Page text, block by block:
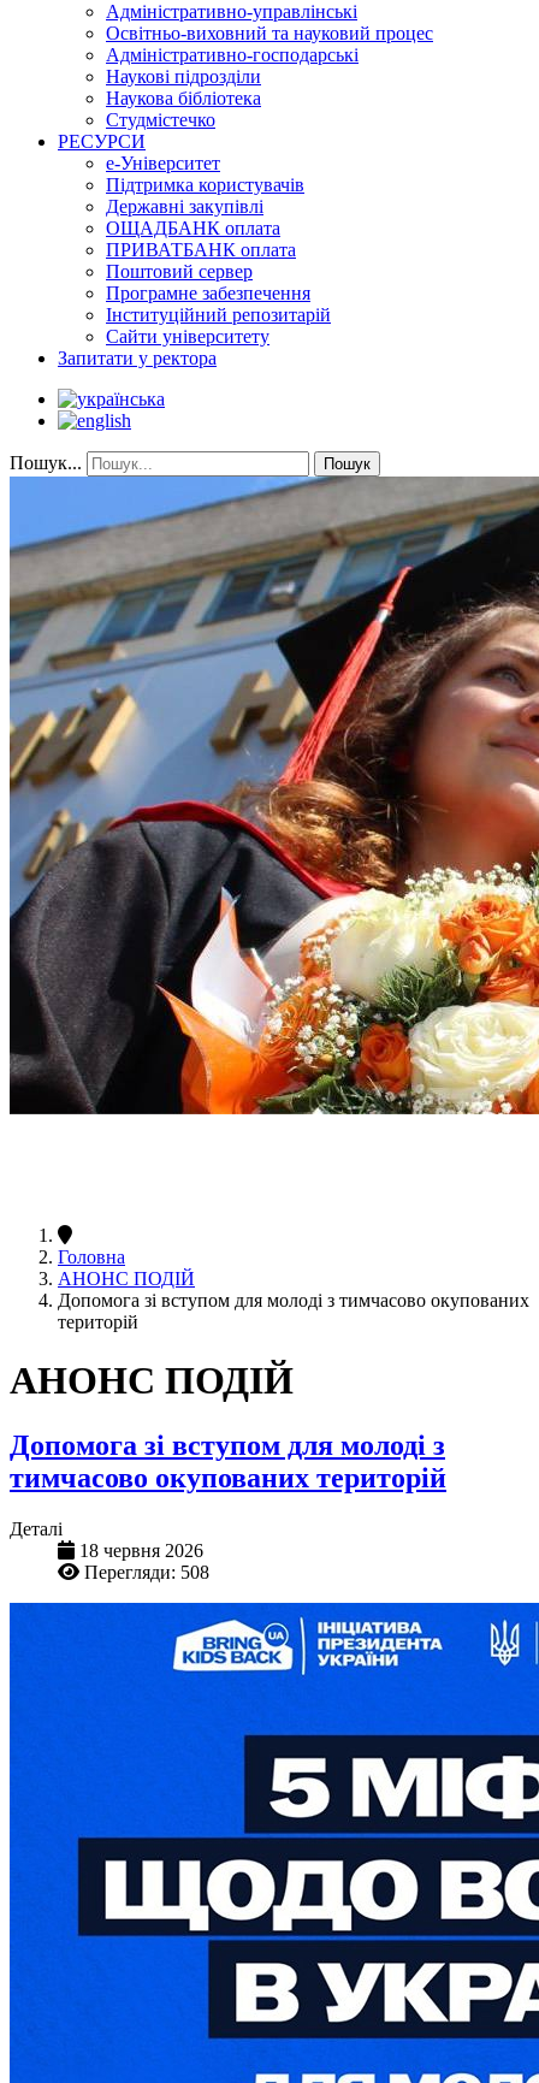
Адміністративно-управлінські
Освітньо-виховний та науковий процес
Адміністративно-господарські
Наукові підрозділи
Наукова бібліотека
Студмістечко
РЕСУРСИ
е-Університет
Підтримка користувачів
Державні закупівлі
ОЩАДБАНК оплата
ПРИВАТБАНК оплата
Поштовий сервер
Програмне забезпечення
Інституційний репозитарій
Сайти університету
Запитати у ректора
Пошук... Пошук
Головна
АНОНС ПОДІЙ
Допомога зі вступом для молоді з тимчасово окупованих
територій
АНОНС ПОДІЙ
Допомога зі вступом для молоді з
тимчасово окупованих територій
Деталі
18 червня 2026
Перегляди: 508